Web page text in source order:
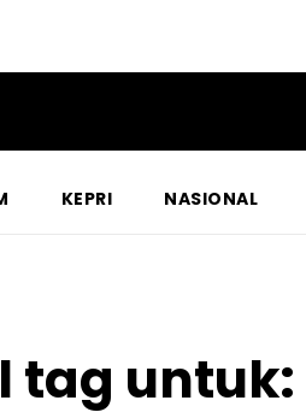
KEPRI NASIONAL
tag untuk: